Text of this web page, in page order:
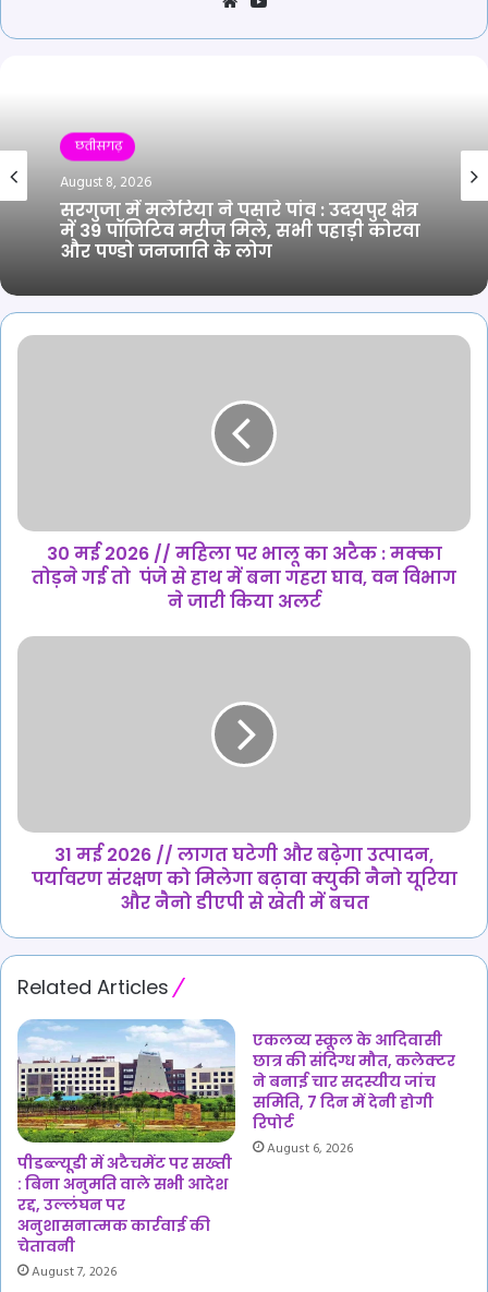
छतीसगढ़
August 8, 2026
सरगुजा में मलेरिया ने पसारे पांव : उदयपुर क्षेत्र
में 39 पॉजिटिव मरीज मिले, सभी पहाड़ी कोरवा
और पण्डो जनजाति के लोग
30
अटैक
मक्का
तो
वन
अलर्ट
30 मई 2026 // महिला पर भालू का अटैक : मक्का
तोड़ने गई तो पंजे से हाथ में बना गहरा घाव, वन विभाग
ने जारी किया अलर्ट
31
उत्पादन,
पर्यावरण
संरक्षण
बढ़ावा
नैनो
और
नैनो
डीएपी
से
खेती
बचत
31 मई 2026 // लागत घटेगी और बढ़ेगा उत्पादन,
पर्यावरण संरक्षण को मिलेगा बढ़ावा क्युकी नैनो यूरिया
और नैनो डीएपी से खेती में बचत
Related Articles
पीडब्ल्यूडी में अटैचमेंट पर सख्ती
: बिना अनुमति वाले सभी आदेश
रद्द, उल्लंघन पर
अनुशासनात्मक कार्रवाई की
चेतावनी
August 7, 2026
एकलव्य स्कूल के आदिवासी
छात्र की संदिग्ध मौत, कलेक्टर
ने बनाई चार सदस्यीय जांच
समिति, 7 दिन में देनी होगी
रिपोर्ट
August 6, 2026